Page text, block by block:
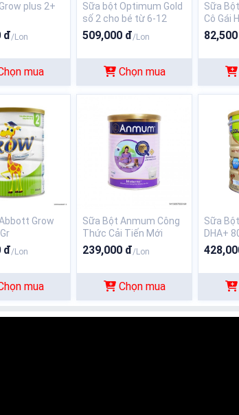
plus 2+
đ/Lon
mua
Sữa bột Optimum Gold
số 2 cho bé từ 6-12
tháng tuổi 800gr
509,000 đ/Lon
Chọn mua
Sữa
Cô Gái
400Gr
Grow
đ/Lon
mua
Sữa Bột Anmum Công
Thức Cải Tiến Mới
400Gr
239,000 đ/Lon
Chọn mua
Sữa
DHA+
Triển
Cường